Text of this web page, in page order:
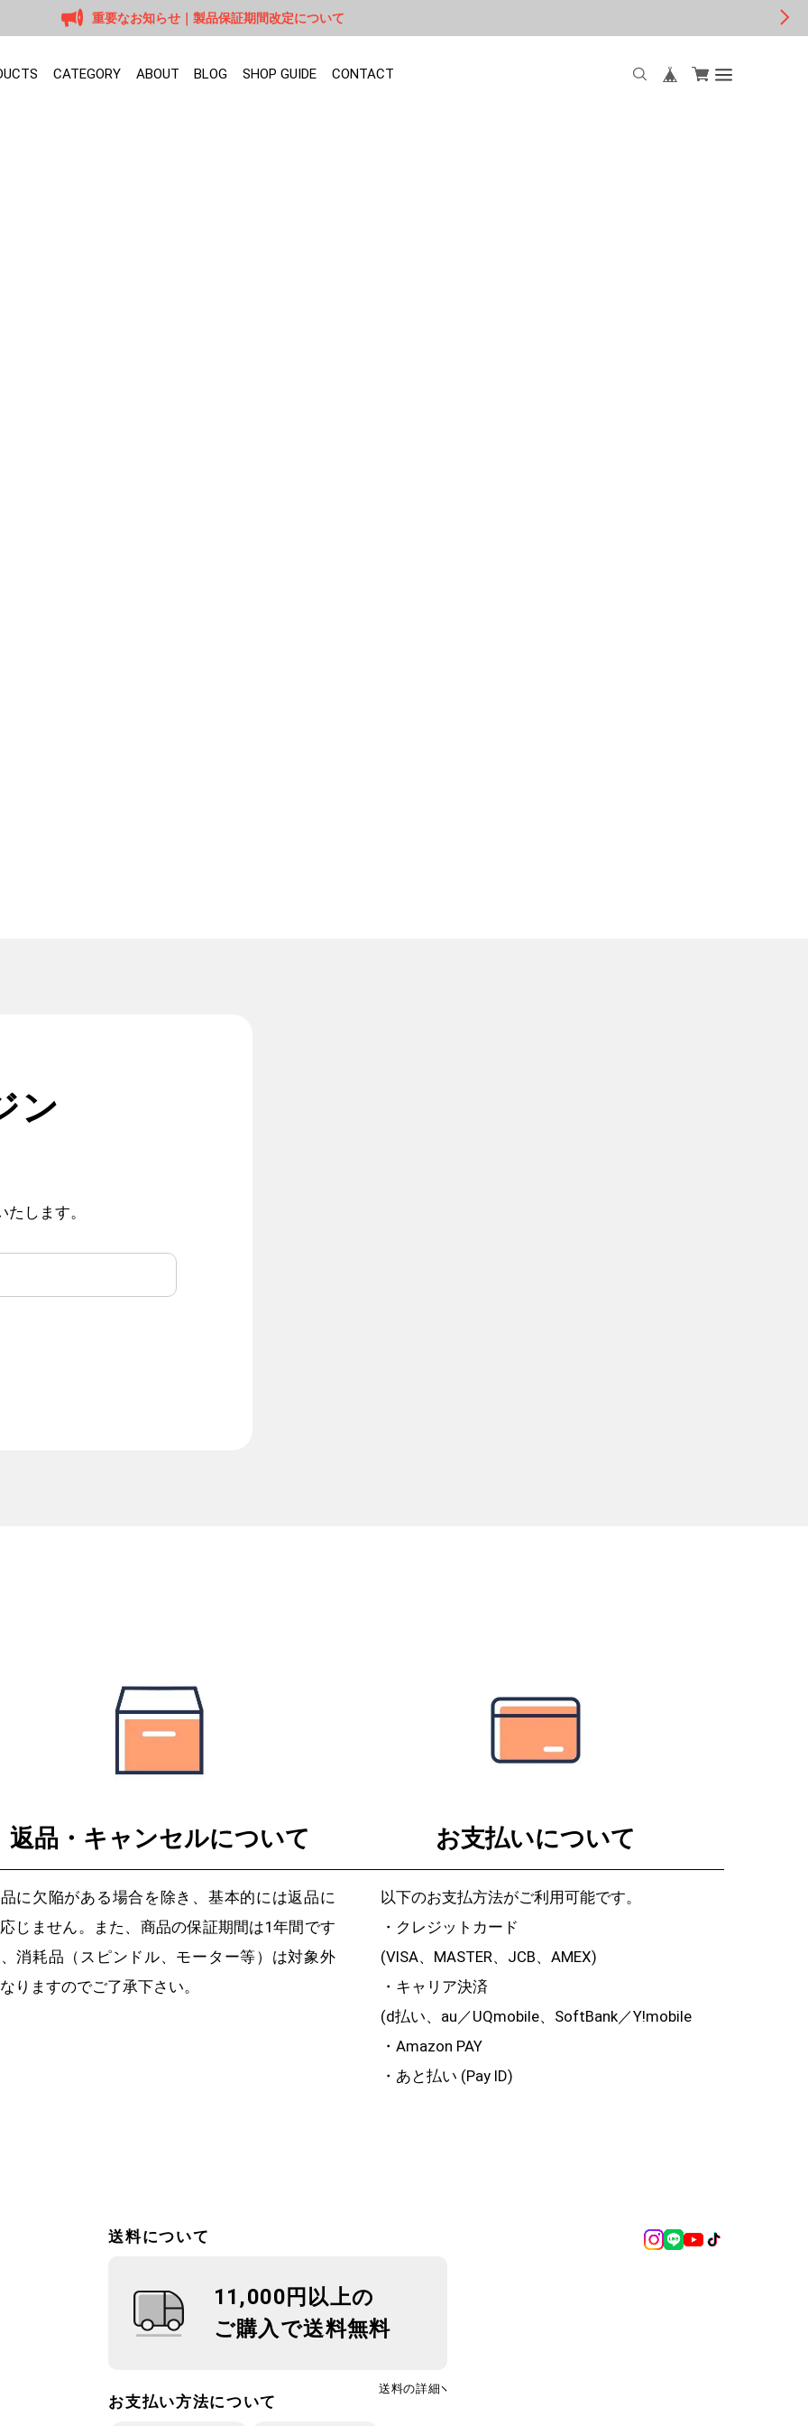
重要なお知らせ｜製品保証期間改定について
CATEGORY ABOUT BLOG SHOP GUIDE CONTACT
ン
します。
返品・キャンセルについて
に欠陥がある場合を除き、基本的には返品に
じません。また、商品の保証期間は1年間です
消耗品（スピンドル、モーター等）は対象外
りますのでご了承下さい。
お支払いについて
以下のお支払方法がご利用可能です。
・クレジットカード
(VISA、MASTER、JCB、AMEX)
・キャリア決済
(d払い、au／UQmobile、SoftBank／Y!mobile
・Amazon PAY
・あと払い (Pay ID)
送料について
11,000円以上の
ご購入で送料無料
送料の詳細
お支払い方法について